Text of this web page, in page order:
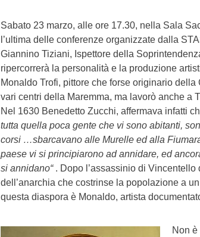
Sabato 23 marzo, alle ore 17.30, nella Sala
l’ultima delle conferenze organizzate dalla
Giannino Tiziani, Ispettore della
ripercorrerà la personalità e la produzione
Monaldo Trofi, pittore che forse originario
vari centri della Maremma, ma lavorò anche a
Nel 1630 Benedetto Zucchi, affermava infatti
tutta quella poca gente che vi sono abitanti,
corsi …sbarcavano alle Murelle ed alla
paese vi si principiarono ad annidare, ed
si annidano“. Dopo l’assassinio di Vincentello
dell’anarchia che costrinse la popolazione a
questa diaspora è Monaldo, artista
Non